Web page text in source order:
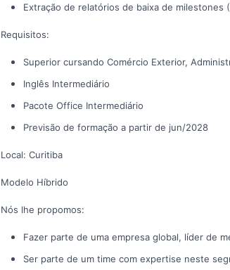
Extração de relatórios de baixa de milestones
Requisitos:
Superior cursando Comércio Exterior,
Inglês Intermediário
Pacote Office Intermediário
Previsão de formação a partir de jun/2028
Local: Curitiba
Modelo Híbrido
Nós lhe propomos:
Fazer parte de uma empresa global, líder de
Ser parte de um time com expertise neste